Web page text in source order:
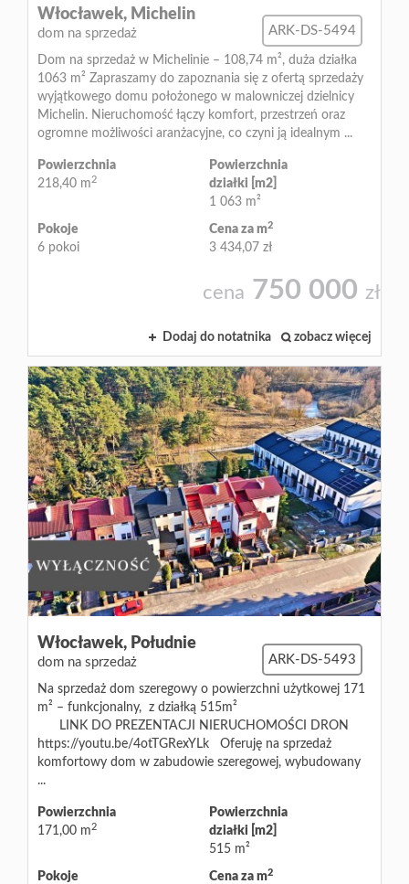
Włocławek, Michelin
dom na sprzedaż ARK-DS-5494
Dom na sprzedaż w Michelinie – 108,74 m², duża działka
1063 m² Zapraszamy do zapoznania się z ofertą sprzedaży
wyjątkowego domu położonego w malowniczej dzielnicy
Michelin. Nieruchomość łączy komfort, przestrzeń oraz
ogromne możliwości aranżacyjne, co czyni ją idealnym ...
Powierzchnia
218,40 m2
Powierzchnia
działki [m2]
1 063 m²
Pokoje
6 pokoi
Cena za m2
3 434,07 zł
cena 750 000 zł
Dodaj do notatnika zobacz więcej
Włocławek, Południe
dom na sprzedaż ARK-DS-5493
Na sprzedaż dom szeregowy o powierzchni użytkowej 171
m² – funkcjonalny, z działką 515m²
LINK DO PREZENTACJI NIERUCHOMOŚCI DRON
https://youtu.be/4otTGRexYLk Oferuję na sprzedaż
komfortowy dom w zabudowie szeregowej, wybudowany
...
Powierzchnia
171,00 m 2
Powierzchnia
działki [m2]
515 m²
Pokoje
Cena za m2